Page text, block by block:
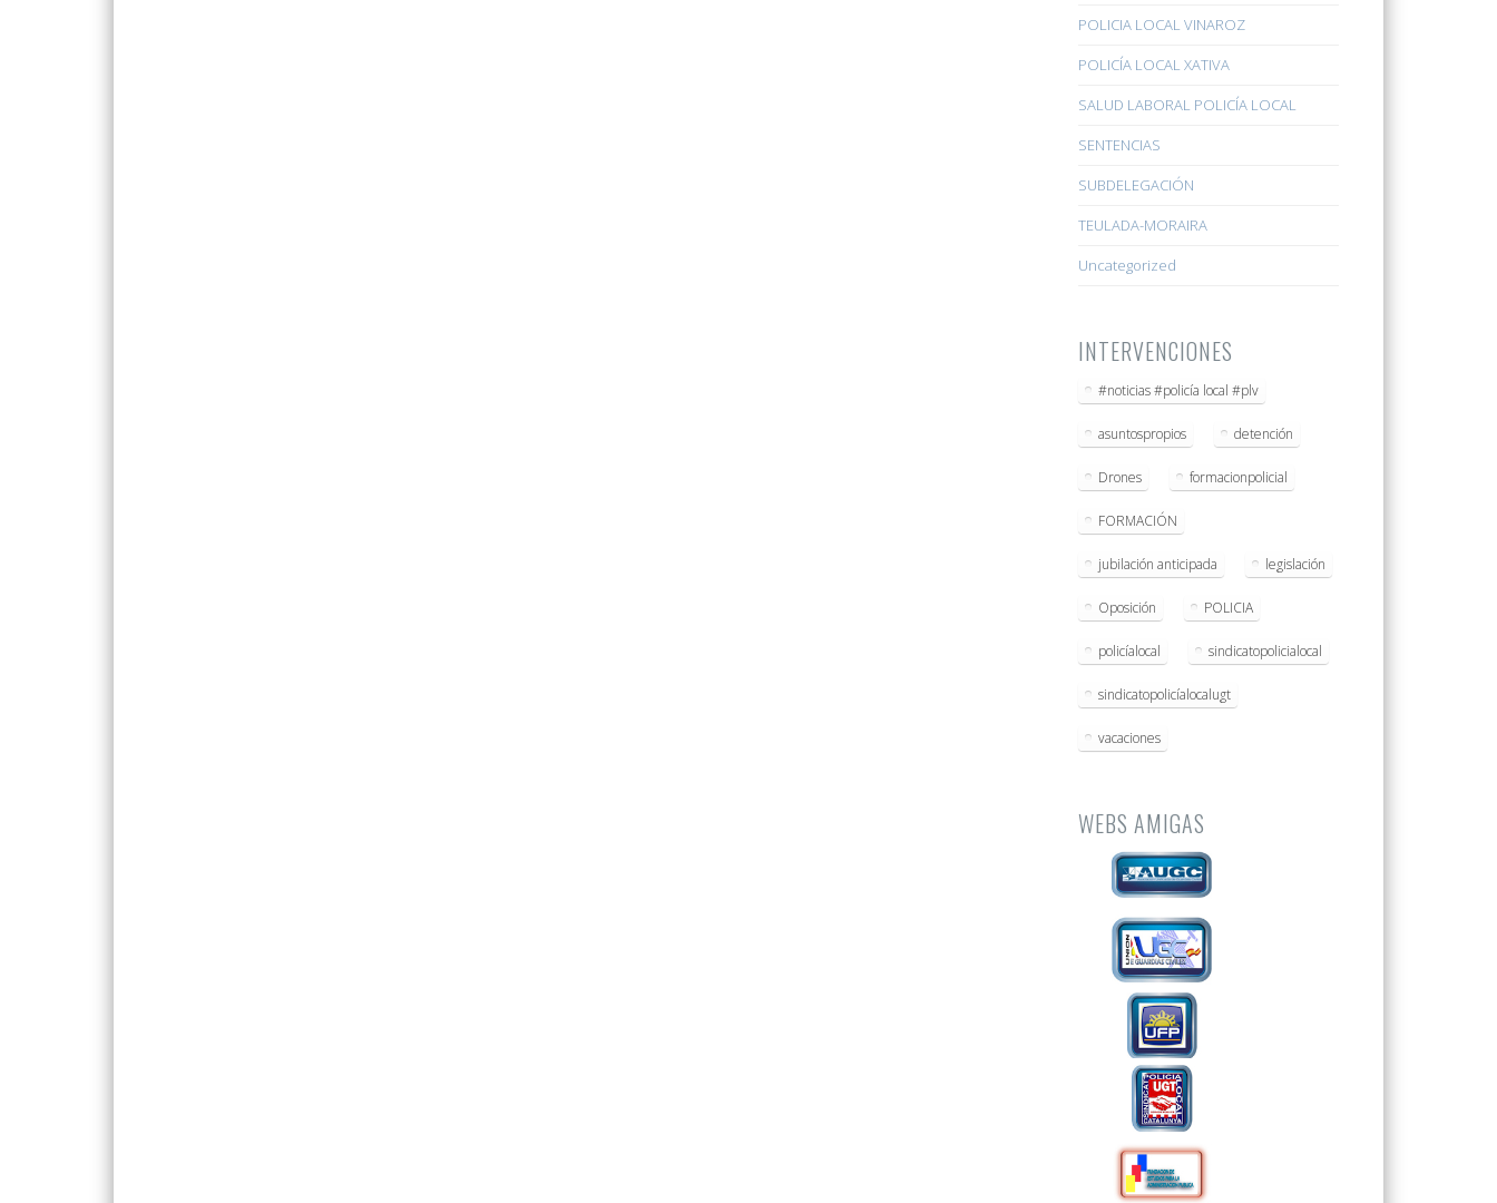
POLICIA LOCAL VINAROZ
POLICÍA LOCAL XATIVA
SALUD LABORAL POLICÍA LOCAL
SENTENCIAS
SUBDELEGACIÓN
TEULADA-MORAIRA
Uncategorized
INTERVENCIONES
#noticias #policía local #plv
asuntospropios detención
Drones formacionpolicial
FORMACIÓN
jubilación anticipada legislación
Oposición POLICIA
policíalocal sindicatopolicialocal
sindicatopolicíalocalugt
vacaciones
WEBS AMIGAS